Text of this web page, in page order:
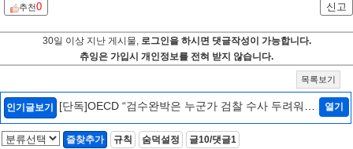
추천0 신고
30일 이상 지난 게시물, 로그인을 하시면 댓글작성이 가능합니다.
츄잉은 가입시 개인정보를 전혀 받지 않습니다.
목록보기
인기글보기
[단독]OECD “검수완박은 누군가 검찰 수사 두려워하
는 것…韓정부에 엄중 경고안 낼 수도”[인터뷰/법조
Zoom In] [2]
열기
즐찾추가 규칙 숨덕설정 글10/댓글1